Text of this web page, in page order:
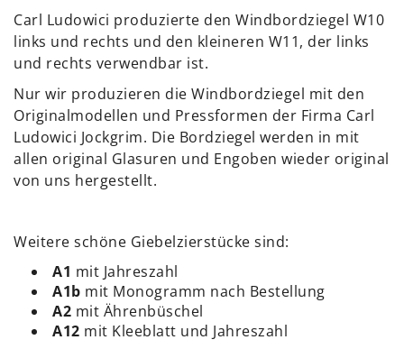
Carl Ludowici produzierte den Windbordziegel W10
links und rechts und den kleineren W11, der links
und rechts verwendbar ist.
Nur wir produzieren die Windbordziegel mit den
Originalmodellen und Pressformen der Firma Carl
Ludowici Jockgrim. Die Bordziegel werden in mit
allen original Glasuren und Engoben wieder original
von uns hergestellt.
Weitere schöne Giebelzierstücke sind:
A1 mit Jahreszahl
A1b mit Monogramm nach Bestellung
A2 mit Ährenbüschel
A12 mit Kleeblatt und Jahreszahl